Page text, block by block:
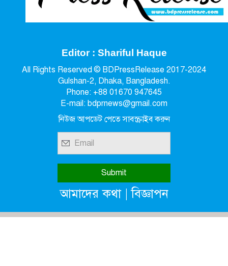
Editor : Shariful Haque
All Rights Reserved © BDPressRelease 2017-2024
Gulshan-2, Dhaka, Bangladesh.
Phone: +88 01670 947645
E-mail: bdprnews@gmail.com
নিউজ আপডেট পেতে সাবস্ক্রাইব করুন
আমাদের কথা|বিজ্ঞাপন